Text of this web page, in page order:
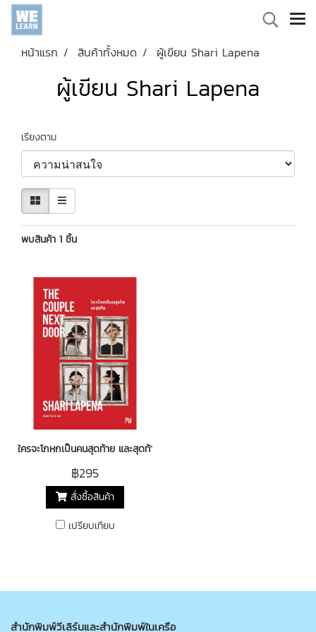
หน้าแรก สินค้าทั้งหมด ผู้เขียน Shari Lapena
ผู้เขียน Shari Lapena
เรียงตาม
พบสินค้า 1 ชิ้น
ใครจะโกหกเป็นคนสุดท้าย และสุดท้าย (The Couple Next Door)
฿295
สั่งซื้อสินค้า
เปรียบเทียบ
สำนักพิมพ์วีเลิร์นและสำนักพิมพ์ในเครือ